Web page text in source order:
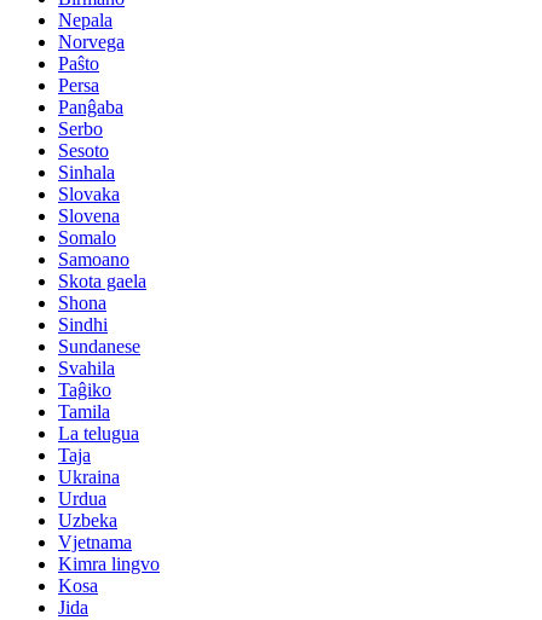
Nepala
Norvega
Paŝto
Persa
Panĝaba
Serbo
Sesoto
Sinhala
Slovaka
Slovena
Somalo
Samoano
Skota gaela
Shona
Sindhi
Sundanese
Svahila
Taĝiko
Tamila
La telugua
Taja
Ukraina
Urdua
Uzbeka
Vjetnama
Kimra lingvo
Kosa
Jida